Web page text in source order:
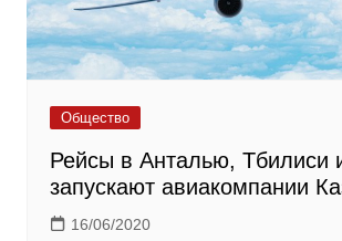
Общество
Рейсы в Анталью, Тбилиси
запускают авиакомпании
16/06/2020